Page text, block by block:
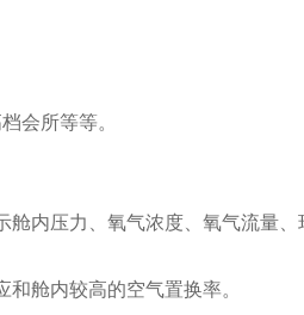
会所等等。
舱内压力、氧气浓度、氧气流量
舱内较高的空气置换率。